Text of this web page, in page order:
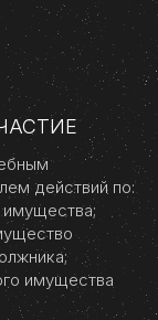
действий по:
имущества;
имущества